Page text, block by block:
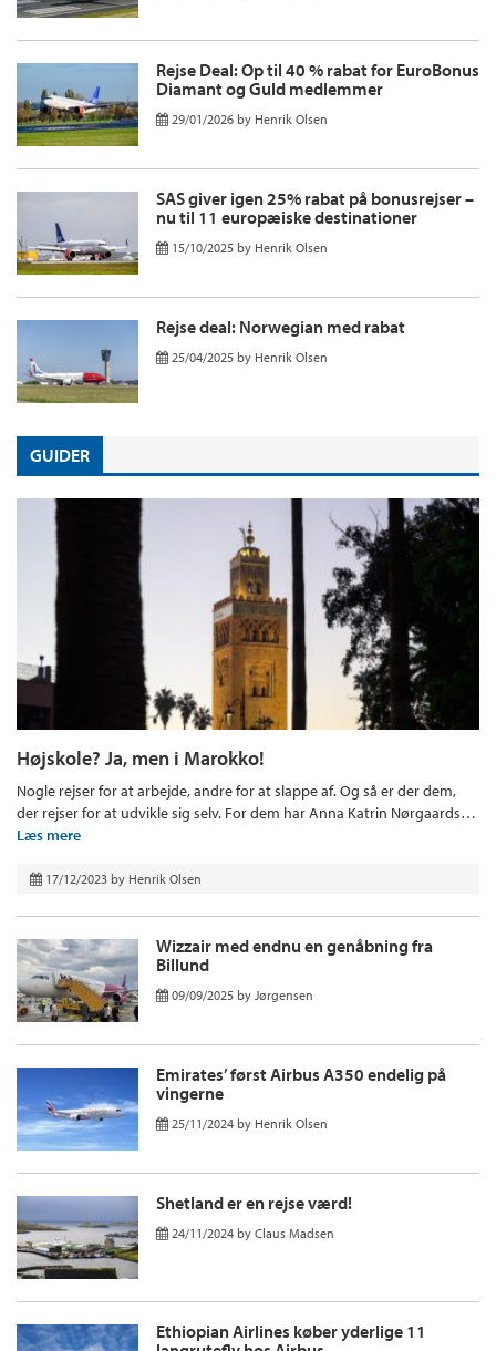
Rejse Deal: Op til 40 % rabat for EuroBonus
Diamant og Guld medlemmer
29/01/2026 by Henrik Olsen
SAS giver igen 25% rabat på bonusrejser –
nu til 11 europæiske destinationer
15/10/2025 by Henrik Olsen
Rejse deal: Norwegian med rabat
25/04/2025 by Henrik Olsen
GUIDER
Højskole? Ja, men i Marokko!
Nogle rejser for at arbejde, andre for at slappe af. Og så er der dem,
der rejser for at udvikle sig selv. For dem har Anna Katrin Nørgaards…
Læs mere
17/12/2023 by Henrik Olsen
Wizzair med endnu en genåbning fra
Billund
09/09/2025 by Jørgensen
Emirates’ først Airbus A350 endelig på
vingerne
25/11/2024 by Henrik Olsen
Shetland er en rejse værd!
24/11/2024 by Claus Madsen
Ethiopian Airlines køber yderlige 11